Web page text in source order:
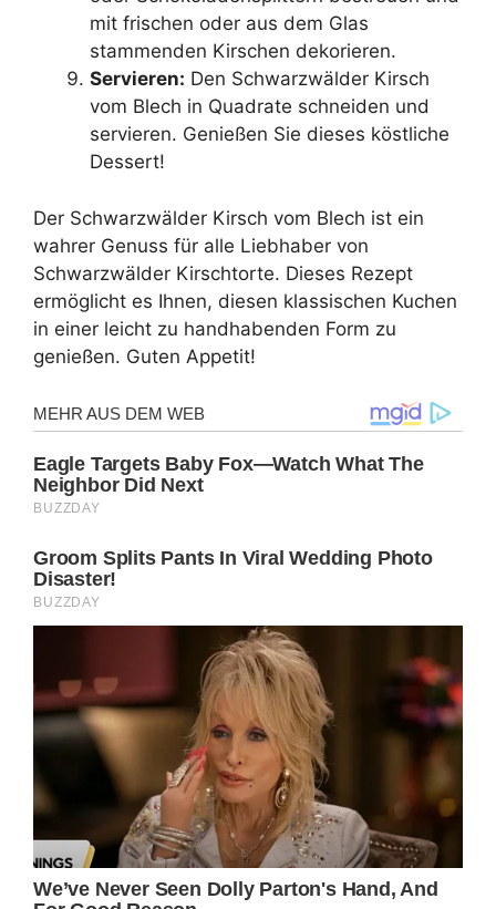
mit frischen oder aus dem Glas
stammenden Kirschen dekorieren.
Servieren: Den Schwarzwälder Kirsch
vom Blech in Quadrate schneiden und
servieren. Genießen Sie dieses köstliche
Dessert!
Der Schwarzwälder Kirsch vom Blech ist ein
wahrer Genuss für alle Liebhaber von
Schwarzwälder Kirschtorte. Dieses Rezept
ermöglicht es Ihnen, diesen klassischen Kuchen
in einer leicht zu handhabenden Form zu
genießen. Guten Appetit!